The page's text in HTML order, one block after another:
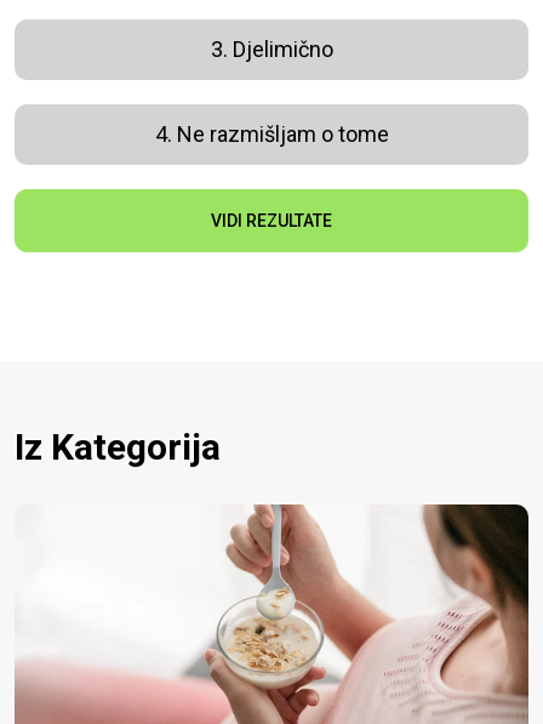
3. Djelimično
4. Ne razmišljam o tome
VIDI REZULTATE
Iz Kategorija